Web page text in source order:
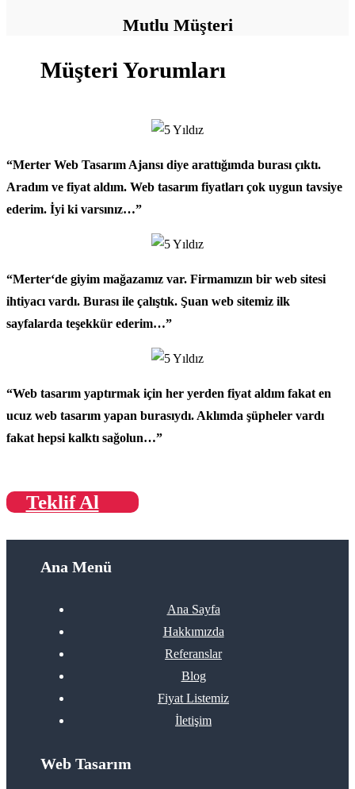
Mutlu Müşteri
Müşteri Yorumları
“Merter Web Tasarım Ajansı diye arattığımda burası çıktı.
Aradım ve fiyat aldım. Web tasarım fiyatları çok uygun tavsiye
ederim. İyi ki varsınız…”
“Merter‘de giyim mağazamız var. Firmamızın bir web sitesi
ihtiyacı vardı. Burası ile çalıştık. Şuan web sitemiz ilk
sayfalarda teşekkür ederim…”
“Web tasarım yaptırmak için her yerden fiyat aldım fakat en
ucuz web tasarım yapan burasıydı. Aklımda şüpheler vardı
fakat hepsi kalktı sağolun…”
Teklif Al
Ana Menü
Ana Sayfa
Hakkımızda
Referanslar
Blog
Fiyat Listemiz
İletişim
Web Tasarım